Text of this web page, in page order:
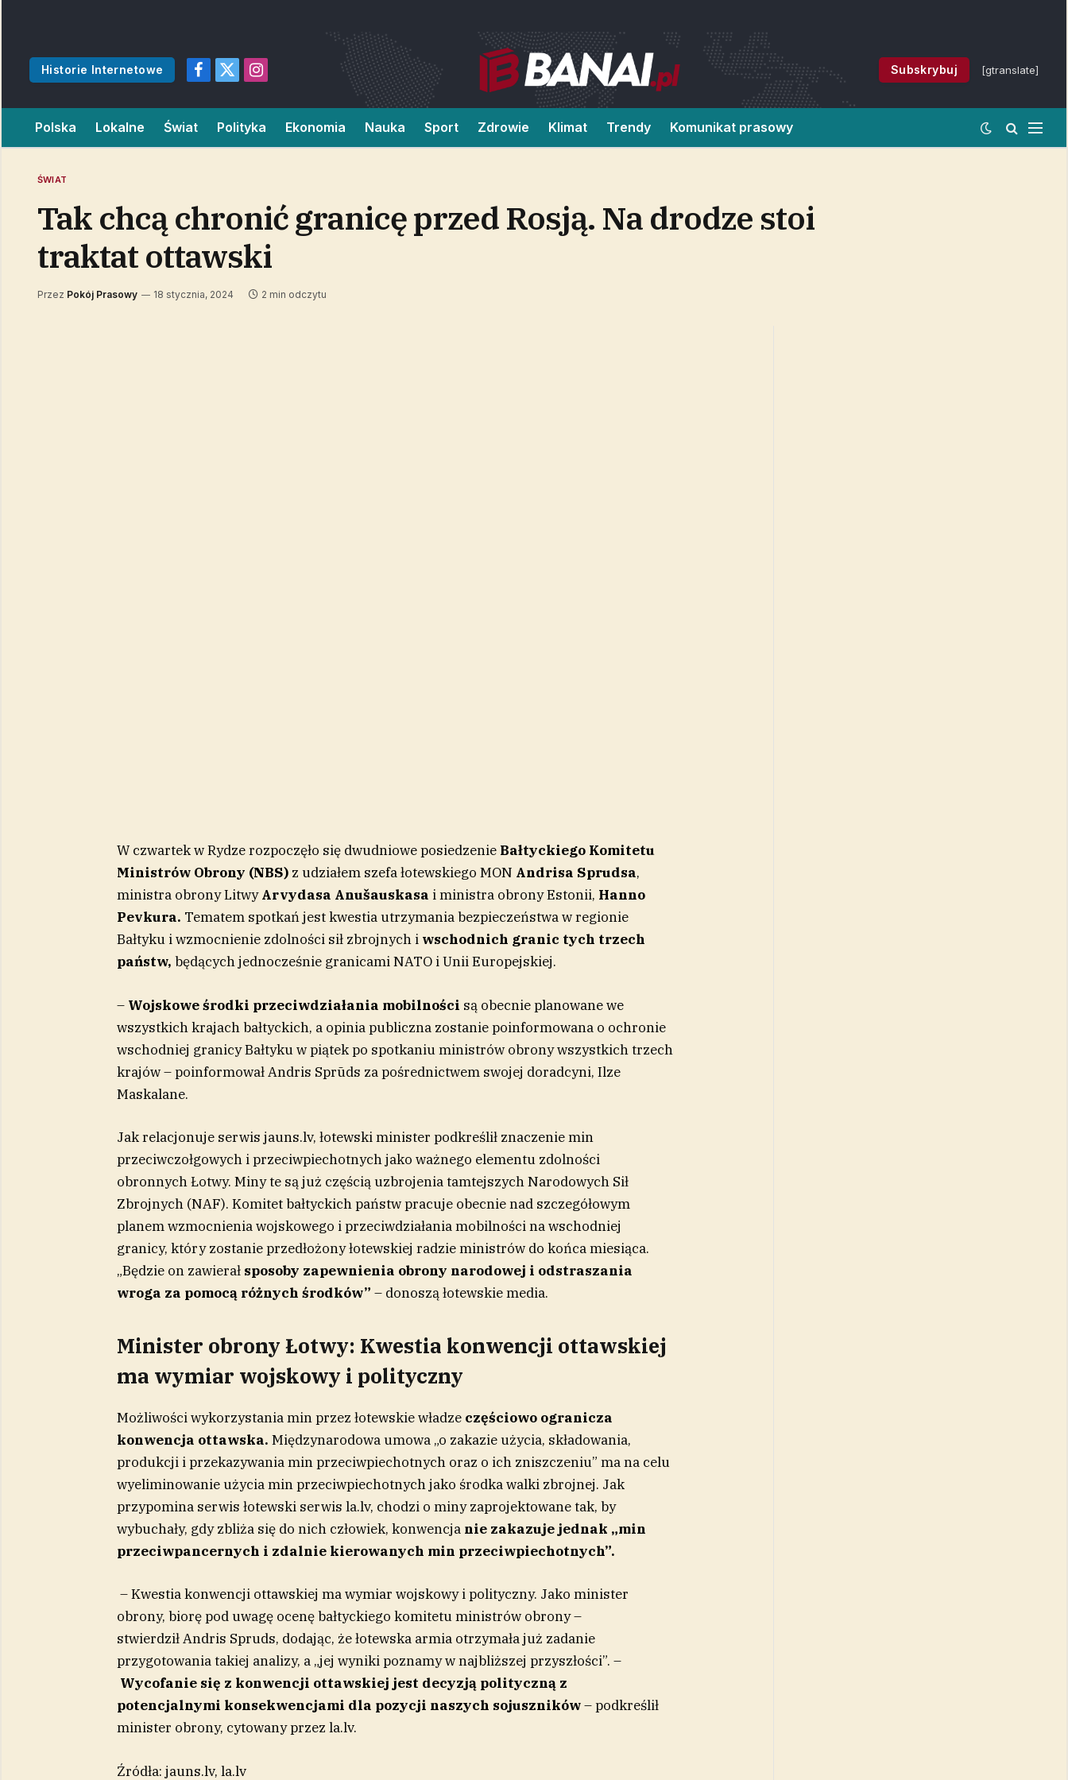
Historie Internetowe
Facebook
X
Instagram
Subskrybuj [gtranslate]
Polska Lokalne Świat Polityka Ekonomia Nauka Sport Zdrowie Klimat Trendy Komunikat prasowy
ŚWIAT
Tak chcą chronić granicę przed Rosją. Na drodze stoi
traktat ottawski
Przez Pokój Prasowy 18 stycznia, 2024 2 min odczytu
W czwartek w Rydze rozpoczęło się dwudniowe posiedzenie Bałtyckiego Komitetu
Ministrów Obrony (NBS)z udziałem szefa łotewskiego MON Andrisa Sprudsa,
ministra obrony LitwyArvydasa Anušauskasa i ministra obrony Estonii, Hanno
Pevkura. Tematem spotkań jest kwestia utrzymania bezpieczeństwa w regionie
Bałtyku i wzmocnienie zdolności sił zbrojnych i wschodnich granic tych trzech
państw, będących jednocześnie granicami NATO i Unii Europejskiej.
– Wojskowe środki przeciwdziałania mobilności są obecnie planowane we
wszystkich krajach bałtyckich, a opinia publiczna zostanie poinformowana o ochronie
wschodniej granicy Bałtyku w piątek po spotkaniu ministrów obrony wszystkich trzech
krajów – poinformował Andris Sprūds za pośrednictwem swojej doradcyni, Ilze
Maskalane.
Jak relacjonuje serwis jauns.lv, łotewski minister podkreślił znaczenie min
przeciwczołgowych i przeciwpiechotnych jako ważnego elementu zdolności
obronnych Łotwy. Miny te są już częścią uzbrojenia tamtejszych Narodowych Sił
Zbrojnych (NAF). Komitet bałtyckich państw pracuje obecnie nad szczegółowym
planem wzmocnienia wojskowego i przeciwdziałania mobilności na wschodniej
granicy, który zostanie przedłożony łotewskiej radzie ministrów do końca miesiąca.
„Będzie on zawierałsposoby zapewnienia obrony narodowej i odstraszania
wroga za pomocą różnych środków” – donoszą łotewskie media.
Minister obrony Łotwy: Kwestia konwencji ottawskiej
ma wymiar wojskowy i polityczny
Możliwości wykorzystania min przez łotewskie władzeczęściowo ogranicza
konwencja ottawska. Międzynarodowa umowa „o zakazie użycia, składowania,
produkcji i przekazywania min przeciwpiechotnych oraz o ich zniszczeniu” ma na celu
wyeliminowanie użycia min przeciwpiechotnych jako środka walki zbrojnej. Jak
przypomina serwis łotewski serwis la.lv, chodzi o miny zaprojektowane tak, by
wybuchały, gdy zbliża się do nich człowiek, konwencja nie zakazuje jednak „min
przeciwpancernych i zdalnie kierowanych min przeciwpiechotnych”.
– Kwestia konwencji ottawskiej ma wymiar wojskowy i polityczny. Jako minister
obrony, biorę pod uwagę ocenę bałtyckiego komitetu ministrów obrony –
stwierdził Andris Spruds, dodając, że łotewska armia otrzymała już zadanie
przygotowania takiej analizy, a „jej wyniki poznamy w najbliższej przyszłości”. –
Wycofanie się z konwencji ottawskiej jest decyzją polityczną z
potencjalnymi konsekwencjami dla pozycji naszych sojuszników– podkreślił
minister obrony, cytowany przez la.lv.
Źródła: jauns.lv, la.lv